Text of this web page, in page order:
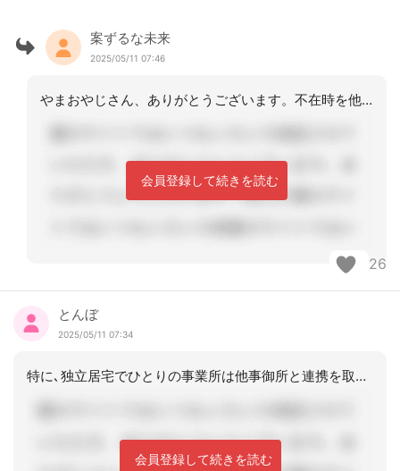
案ずるな未来
2025/05/11 07:46
やまおやじさん、ありがとうございます。不在時を他の事業所に依頼(連携)する事を保
会員登録して続きを読む
26
とんぼ
2025/05/11 07:34
特に､独立居宅でひとりの事業所は他事御所と連携を取るように。と言われていますが、
会員登録して続きを読む